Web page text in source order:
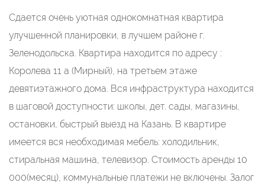
Сдается очень уютная однокомнатная квартира
улучшенной планировки, в лучшем районе г.
Зеленодольска. Квартира находится по адресу :
Королева 11 а (Мирный), на третьем этаже
девятиэтажного дома. Вся инфраструктура находится
в шаговой доступности: школы, дет. сады, магазины,
остановки, быстрый выезд на Казань. В квартире
имеется вся необходимая мебель: холодильник,
стиральная машина, телевизор. Стоимость аренды 10
000(месяц), коммунальные платежи не включены. Залог